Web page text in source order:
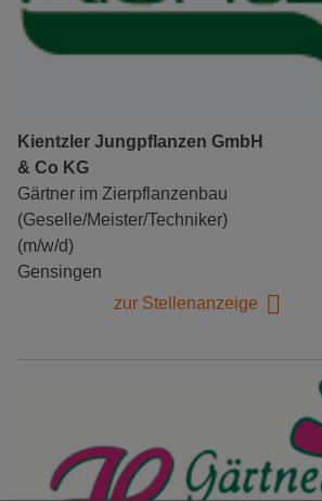
Kientzler Jungpflanzen GmbH
& Co KG
Gärtner im Zierpflanzenbau
(Geselle/Meister/Techniker)
(m/w/d)
Gensingen
zur Stellenanzeige